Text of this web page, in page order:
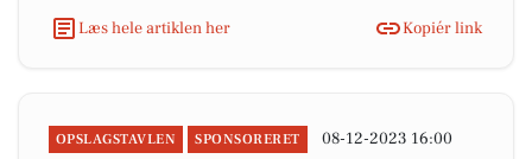
Læs hele artiklen her
Kopiér link
OPSLAGSTAVLEN SPONSORERET 08-12-2023 16:00